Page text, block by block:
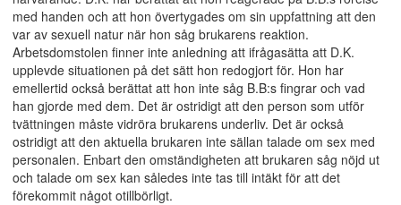
med handen och att hon övertygades om sin uppfattning att den
var av sexuell natur när hon såg brukarens reaktion.
Arbetsdomstolen finner inte anledning att ifrågasätta att D.K.
upplevde situationen på det sätt hon redogjort för. Hon har
emellertid också berättat att hon inte såg B.B:s fingrar och vad
han gjorde med dem. Det är ostridigt att den person som utför
tvättningen måste vidröra brukarens underliv. Det är också
ostridigt att den aktuella brukaren inte sällan talade om sex med
personalen. Enbart den omständigheten att brukaren såg nöjd ut
och talade om sex kan således inte tas till intäkt för att det
förekommit något otillbörligt.